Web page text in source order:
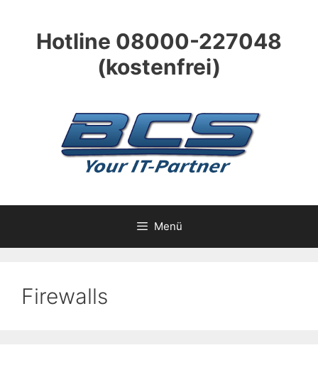
springenHotline 08000-227048
(kostenfrei)
Menü
Firewalls